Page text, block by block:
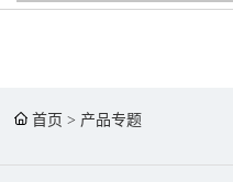
首页 > 产品专题